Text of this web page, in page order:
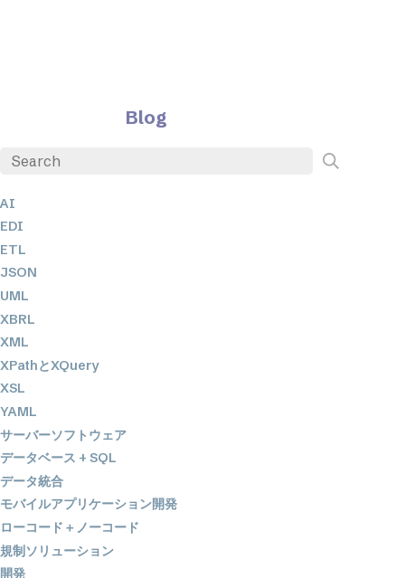
Blog
AI
EDI
ETL
JSON
UML
XBRL
XML
XPathとXQuery
XSL
YAML
サーバーソフトウェア
データベース + SQL
データ統合
モバイルアプリケーション開発
ローコード＋ノーコード
規制ソリューション
開発